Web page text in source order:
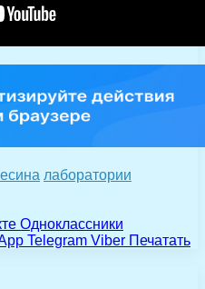
лаборатории
Одноклассники
Telegram Viber Печатать